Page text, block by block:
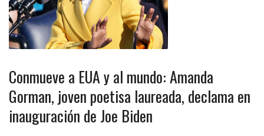
Conmueve a EUA y al mundo: Amanda
Gorman, joven poetisa laureada, declama en
inauguración de Joe Biden